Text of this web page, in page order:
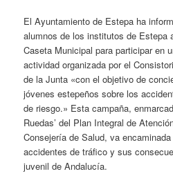
El Ayuntamiento de Estepa ha
alumnos de los institutos de Estepa
Caseta Municipal para participar en
actividad organizada por el
de la Junta «con el objetivo de
jóvenes estepeños sobre los
de riesgo.» Esta campaña,
Ruedas’ del Plan Integral de
Consejería de Salud, va
accidentes de tráfico y sus
juvenil de Andalucía.